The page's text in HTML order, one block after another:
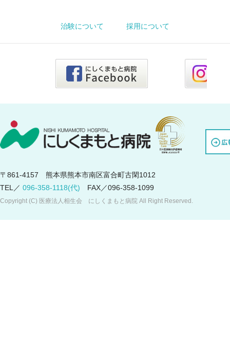
治験について 採用について
〒861-4157 熊本県熊本市南区富合町古閑1012
TEL／ 096-358-1118(代) FAX／096-358-1099
Copyright (C) 医療法人相生会 にしくまもと病院 All Right Reserved.